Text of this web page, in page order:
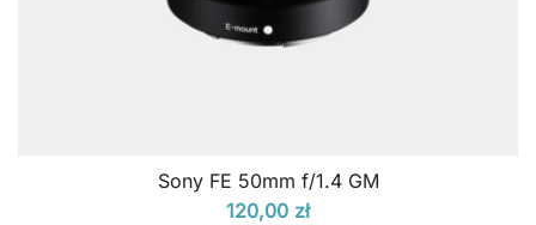
Sony FE 50mm f/1.4 GM
120,00 zł